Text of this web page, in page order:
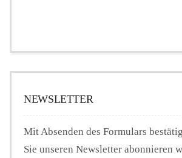
NEWSLETTER
Mit Absenden des Formulars
Sie unseren Newsletter abonnieren